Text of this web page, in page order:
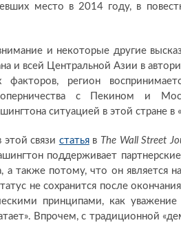
место в 2014 году, в
и некоторые другие
и всей Центральной Азии в
факторов, регион
соперничества с Пекином и
ситуацией в этой стране в
этой связи статьяв The Wall Street
поддерживает
а также потому, что он является
не сохранится после
принципами, как
Впрочем, с традиционной